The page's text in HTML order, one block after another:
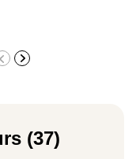
(37)